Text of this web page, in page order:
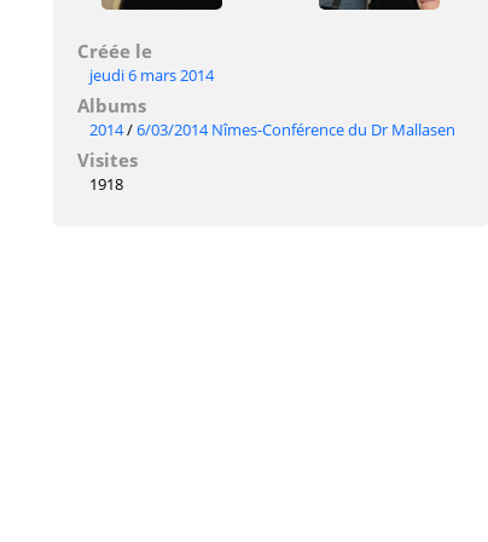
Créée le
jeudi 6 mars 2014
Albums
2014/6/03/2014 Nîmes-Conférence du Dr Mallasen
Visites
1918